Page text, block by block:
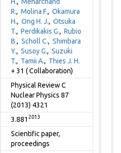
R.,Molina F.,Okamura
H.,Ong H. J.,Otsuka
T.,Perdikakis G.,Rubio
B.,Scholl C.,Shimbara
Y.,Susoy G.,Suzuki
T., Tamii A., Thies J. H.
+ 31 ( Collaboration)
Physical Review C
Nuclear Physics 87
(2013) 4321
3.881 2013
Scientific paper,
proceedings